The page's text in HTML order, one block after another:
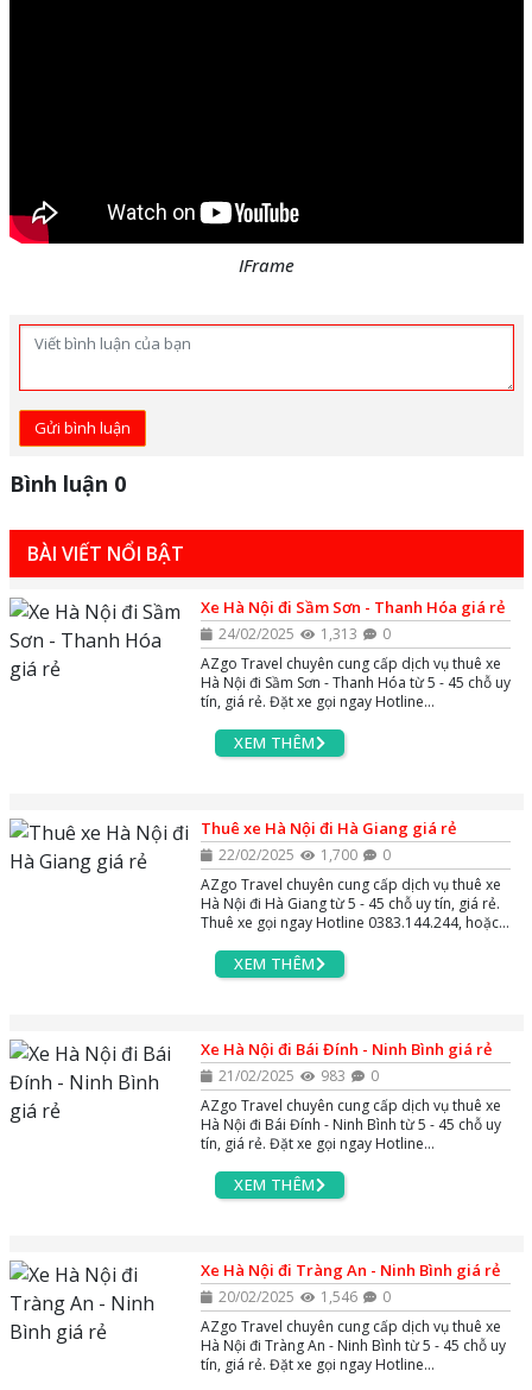
IFrame
Gửi bình luận
Bình luận 0
BÀI VIẾT NỔI BẬT
Xe Hà Nội đi Sầm Sơn - Thanh Hóa giá rẻ
24/02/2025 1,313
0
AZgo Travel chuyên cung cấp dịch vụ thuê xe
Hà Nội đi Sầm Sơn - Thanh Hóa từ 5 - 45 chỗ uy
tín, giá rẻ. Đặt xe gọi ngay Hotline
được tư vấn miễn phí 24/7.
XEM THÊM
Thuê xe Hà Nội đi Hà Giang giá rẻ
22/02/2025 1,700
0
AZgo Travel chuyên cung cấp dịch vụ thuê xe
Hà Nội đi Hà Giang từ 5 - 45 chỗ uy tín, giá rẻ.
Thuê xe gọi ngay Hotline 0383.144.244, hoặc
24/7.XEM THÊM
Xe Hà Nội đi Bái Đính - Ninh Bình giá rẻ
21/02/2025 983
0
AZgo Travel chuyên cung cấp dịch vụ thuê xe
Hà Nội đi Bái Đính - Ninh Bình từ 5 - 45 chỗ uy
tín, giá rẻ. Đặt xe gọi ngay Hotline
được tư vấn miễn phí 24/7.
XEM THÊM
Xe Hà Nội đi Tràng An - Ninh Bình giá rẻ
20/02/2025 1,546
0
AZgo Travel chuyên cung cấp dịch vụ thuê xe
Hà Nội đi Tràng An - Ninh Bình từ 5 - 45 chỗ uy
tín, giá rẻ. Đặt xe gọi ngay Hotline